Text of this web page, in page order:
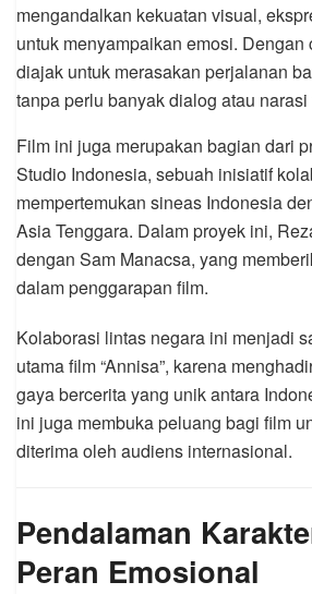
mengandalkan kekuatan visual,
untuk menyampaikan emosi. Dengan
diajak untuk merasakan perjalanan
tanpa perlu banyak dialog atau
Film ini juga merupakan bagian dari
Studio Indonesia, sebuah inisiatif
mempertemukan sineas Indonesia
Asia Tenggara. Dalam proyek ini,
dengan Sam Manacsa, yang
dalam penggarapan film.
Kolaborasi lintas negara ini menjadi
utama film “Annisa”, karena
gaya bercerita yang unik antara
ini juga membuka peluang bagi film
diterima oleh audiens internasional.
Pendalaman
Peran Emosional